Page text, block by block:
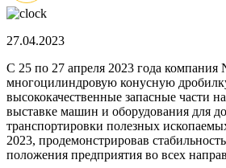
27.04.2023
С 25 по 27 апреля 2023 года компания
многоцилиндровую конусную
высококачественные запасные части
выставке машин и оборудования для
транспортировки полезных
2023, продемонстрировав
положения предприятия во всех